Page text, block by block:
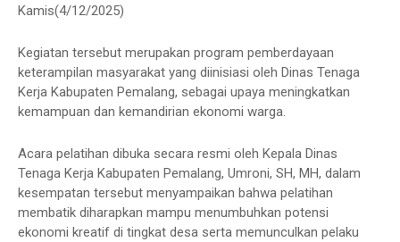
Kamis(4/12/2025)
Kegiatan tersebut merupakan program pemberdayaan
keterampilan masyarakat yang diinisiasi oleh Dinas Tenaga
Kerja Kabupaten Pemalang, sebagai upaya meningkatkan
kemampuan dan kemandirian ekonomi warga.
Acara pelatihan dibuka secara resmi oleh Kepala Dinas
Tenaga Kerja Kabupaten Pemalang, Umroni, SH, MH, dalam
kesempatan tersebut menyampaikan bahwa pelatihan
membatik diharapkan mampu menumbuhkan potensi
ekonomi kreatif di tingkat desa serta memunculkan pelaku